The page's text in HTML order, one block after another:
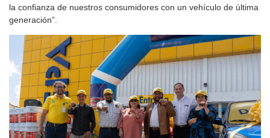
la confianza de nuestros consumidores con un vehículo de última
generación”.